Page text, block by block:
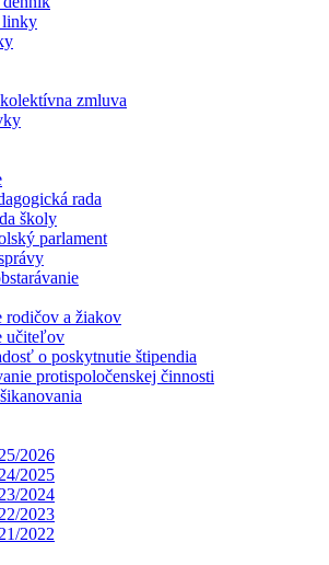
linky
zmluva
rada
školy
parlament
rodičov a žiakov
učiteľov
o poskytnutie štipendia
protispoločenskej činnosti
2026
2025
2024
2023
2022